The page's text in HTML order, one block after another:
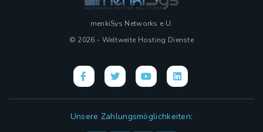
menkiSys Networks e.U.
© 2026 - Weltweite Hosting Dienste
Unsere Zahlungsmöglichkeiten: